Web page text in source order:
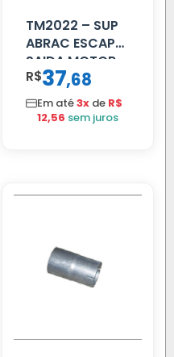
TM2022 – SUP
ABRAC ESCAP
SAIDA MOTOR
VW TITAN
R$37,68
Em até3x de R$
12,56 sem juros